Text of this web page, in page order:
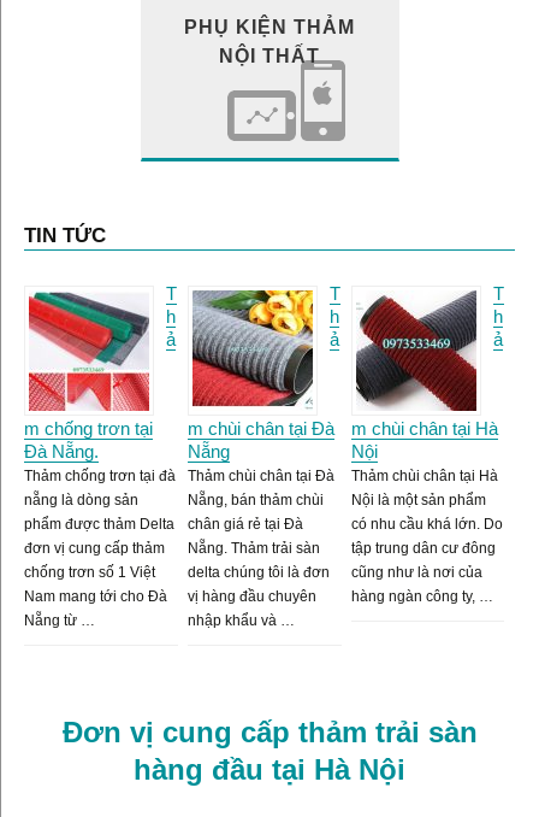
PHỤ KIỆN THẢM
NỘI THẤT
TIN TỨC
T
h
ả
m chống trơn tại
Đà Nẵng.
Thảm chống trơn tại đà
nẵng là dòng sản
phẩm được thảm Delta
đơn vị cung cấp thảm
chống trơn số 1 Việt
Nam mang tới cho Đà
Nẵng từ …
T
h
ả
m chùi chân tại Đà
Nẵng
Thảm chùi chân tại Đà
Nẵng, bán thảm chùi
chân giá rẻ tại Đà
Nẵng. Thảm trải sàn
delta chúng tôi là đơn
vị hàng đầu chuyên
nhập khẩu và …
T
h
ả
m chùi chân tại Hà
Nội
Thảm chùi chân tại Hà
Nội là một sản phẩm
có nhu cầu khá lớn. Do
tập trung dân cư đông
cũng như là nơi của
hàng ngàn công ty, …
Đơn vị cung cấp thảm trải sàn
hàng đầu tại Hà Nội